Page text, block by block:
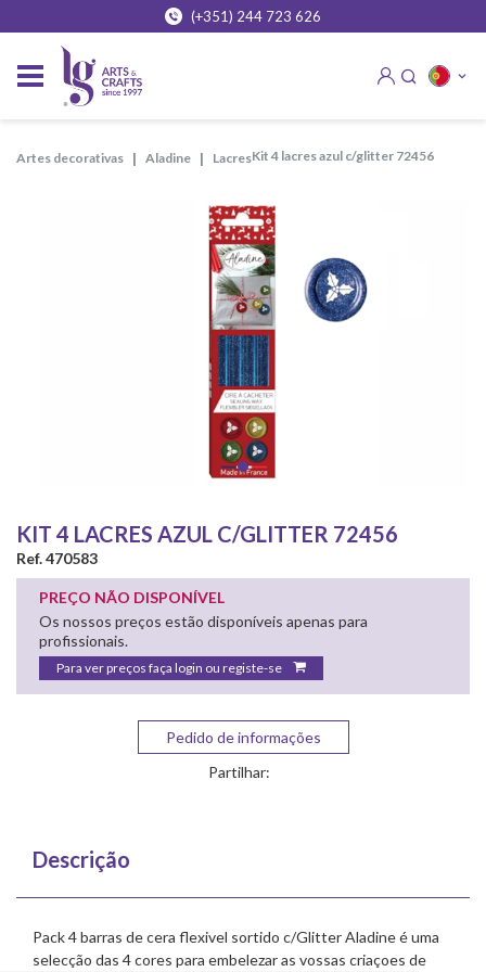
(+351) 244 723 626
artes decorativas aladine lacres kit 4 lacres azul c/glitter 72456
KIT 4 LACRES AZUL C/GLITTER 72456
Ref. 470583
PREÇO NÃO DISPONÍVEL
Os nossos preços estão disponíveis apenas para
profissionais.
Para ver preços faça login ou registe-se
Pedido de informações
Partilhar:
Descrição
Pack 4 barras de cera flexivel sortido c/Glitter Aladine é uma
selecção das 4 cores para embelezar as vossas criaçoes de